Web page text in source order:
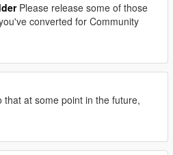
Please release some of those
converted for Community
that at some point in the future,